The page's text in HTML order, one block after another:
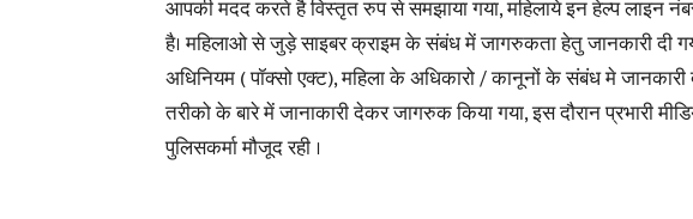
आपकी मदद करते है विस्तृत रुप से समझाया गया, महिलाये इन हेल्प लाइन
है। महिलाओ से जुड़े साइबर क्राइम के संबंध में जागरुकता हेतु जानकारी दी
अधिनियम ( पॉक्सो एक्ट), महिला के अधिकारो / कानूनों के संबंध मे
तरीको के बारे में जानाकारी देकर जागरुक किया गया, इस दौरान प्रभारी
पुलिसकर्मा मौजूद रही ।